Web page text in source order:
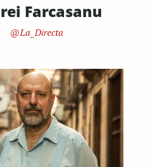
Farcasanu
La_Directa